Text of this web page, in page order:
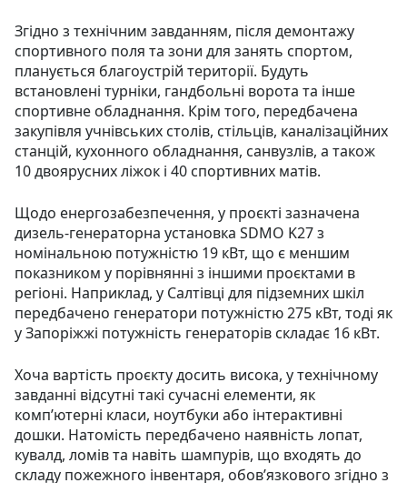
Згідно з технічним завданням, після демонтажу
спортивного поля та зони для занять спортом,
планується благоустрій території. Будуть
встановлені турніки, гандбольні ворота та інше
спортивне обладнання. Крім того, передбачена
закупівля учнівських столів, стільців, каналізаційних
станцій, кухонного обладнання, санвузлів, а також
10 двоярусних ліжок і 40 спортивних матів.
Щодо енергозабезпечення, у проєкті зазначена
дизель-генераторна установка SDMO K27 з
номінальною потужністю 19 кВт, що є меншим
показником у порівнянні з іншими проєктами в
регіоні. Наприклад, у Салтівці для підземних шкіл
передбачено генератори потужністю 275 кВт, тоді як
у Запоріжжі потужність генераторів складає 16 кВт.
Хоча вартість проєкту досить висока, у технічному
завданні відсутні такі сучасні елементи, як
комп’ютерні класи, ноутбуки або інтерактивні
дошки. Натомість передбачено наявність лопат,
кувалд, ломів та навіть шампурів, що входять до
складу пожежного інвентаря, обов’язкового згідно з